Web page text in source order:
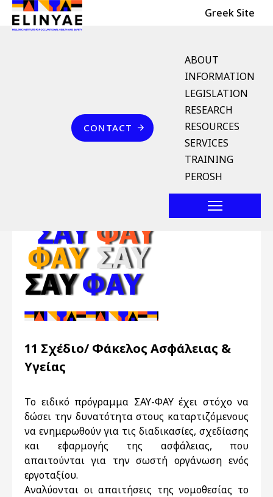
Skip to main content
Header Top Greek Site
English Menu
ABOUT
INFORMATION
LEGISLATION
RESEARCH
RESOURCES
SERVICES
TRAINING
PEROSH
Επικοινωνία
CONTACT
Breadcrumb
11 - ΠΡΟΓΡΑΜΜΑ
ΚΑΤΑΡΤΙΣΗΣ ΣΑΥ – ΦΑΥ
11 Σχέδιο/ Φάκελος Ασφάλειας &
Υγείας
Το ειδικό πρόγραμμα ΣΑΥ-ΦΑΥ έχει στόχο να
δώσει την δυνατότητα στους καταρτιζόμενους
να ενημερωθούν για τις διαδικασίες, σχεδίασης
και εφαρμογής της ασφάλειας, που
απαιτούνται για την σωστή οργάνωση ενός
εργοταξίου.
Αναλύονται οι απαιτήσεις της νομοθεσίας το